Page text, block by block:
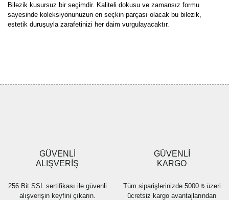
Bilezik kusursuz bir seçimdir. Kaliteli dokusu ve zamansız formu
sayesinde koleksiyonunuzun en seçkin parçası olacak bu bilezik,
estetik duruşuyla zarafetinizi her daim vurgulayacaktır.
Ürün fiyatı diğer sitelerden daha pahalı.
Bu ürüne benzer farklı alternatifler olmalı.
GÜVENLİ
ALIŞVERİŞ
256 Bit SSL sertifikası ile güvenli
alışverişin keyfini çıkarın.
GÜVENLİ
KARGO
Tüm siparişlerinizde 5000 ₺ üzeri
ücretsiz kargo avantajlarından